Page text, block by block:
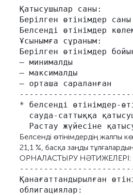
Қатысушылар
Берілген өтінімдер
Белсенді өтінімдер
Ұсынымға
Берілген өтінімдер
– минималды
– максималды
– орташа
* белсенді өтінімдер-
сауда-саттыққа
Белсенді өтінімдердің жалпы
21,1 %, басқа заңды
ОРНАЛАСТЫРУ НӘТИЖЕЛЕРІ:
Қанағаттандырылған
облигациялар: